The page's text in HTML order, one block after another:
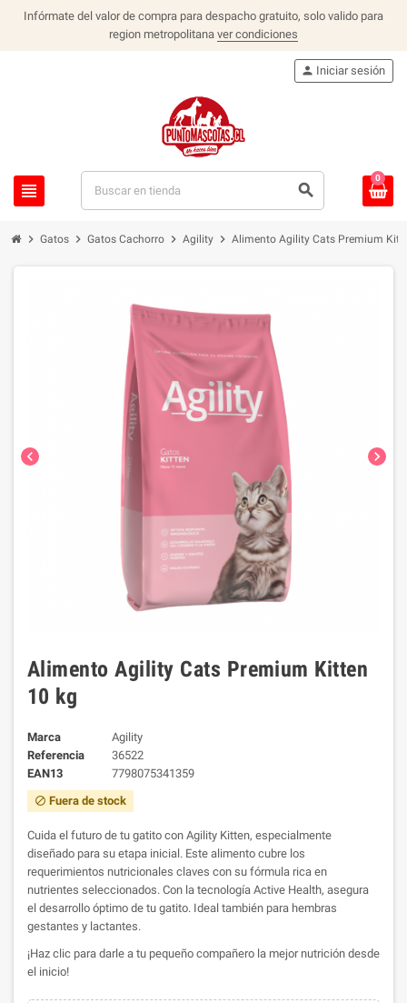
Infórmate del valor de compra para despacho gratuito, solo valido para
region metropolitana ver condiciones
view_headline search
person Iniciar sesión
0
chevron_right Gatos chevron_right Gatos Cachorro chevron_right Agility chevron_right Alimento Agility Cats Premium
chevron_left chevron_right
Alimento Agility Cats Premium Kitten
10 kg
Marca
Agility
Referencia
36522
EAN13
7798075341359
block Fuera de stock
Cuida el futuro de tu gatito con Agility Kitten, especialmente
diseñado para su etapa inicial. Este alimento cubre los
requerimientos nutricionales claves con su fórmula rica en
nutrientes seleccionados. Con la tecnología Active Health, asegura
el desarrollo óptimo de tu gatito. Ideal también para hembras
gestantes y lactantes.
¡Haz clic para darle a tu pequeño compañero la mejor nutrición desde
el inicio!